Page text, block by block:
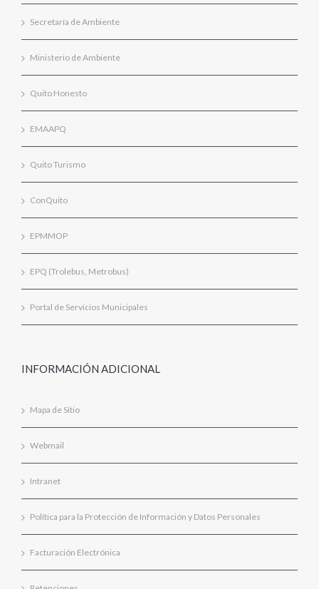
Secretaría de Ambiente
Ministerio de Ambiente
Quito Honesto
EMAAPQ
Quito Turismo
ConQuito
EPMMOP
EPQ (Trolebus, Metrobus)
Portal de Servicios Municipales
INFORMACIÓN ADICIONAL
Mapa de Sitio
Webmail
Intranet
Política para la Protección de Información y Datos Personales
Facturación Electrónica